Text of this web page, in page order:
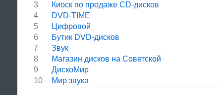
3
Киоск по продаже CD-дисков
4
DVD-TIME
5
Цифровой
6
Бутик DVD-дисков
7
Звук
8
Магазин дисков на Советской
9
ДискоМир
10
Мир звука